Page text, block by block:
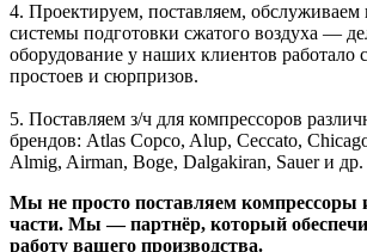
4. Проектируем, поставляем,
системы подготовки сжатого воздуха —
оборудование у наших клиентов работало
простоев и сюрпризов.
5. Поставляем з/ч для компрессоров
брендов: Atlas Copco, Alup, Ceccato,
Almig, Airman, Boge, Dalgakiran, Sauer и др.
Мы не просто поставляем компрессоры
части. Мы — партнёр, который
работу вашего производства.